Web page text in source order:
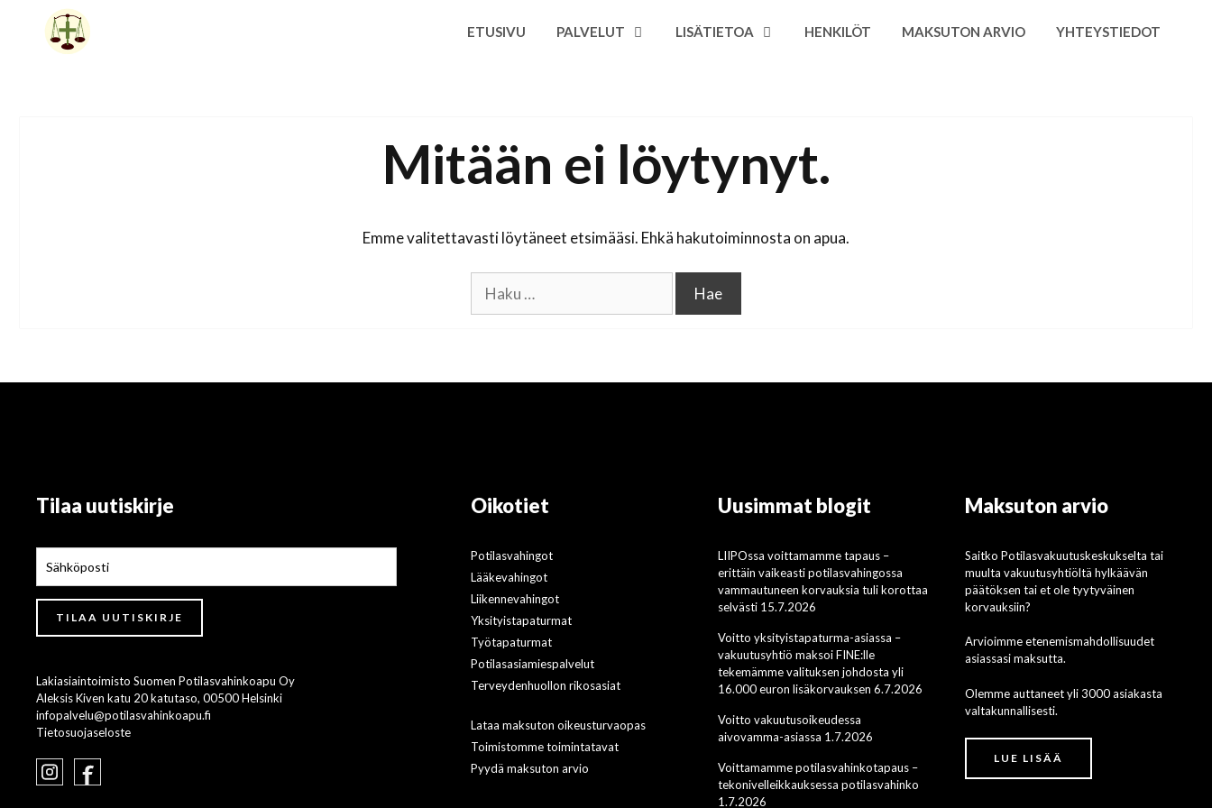
sisältöön
ETUSIVU PALVELUT LISÄTIETOA HENKILÖT MAKSUTON ARVIO YHTEYSTIEDOT
Mitään ei löytynyt.
Emme valitettavasti löytäneet etsimääsi. Ehkä hakutoiminnosta on apua.
Tilaa uutiskirje
Lakiasiaintoimisto Suomen Potilasvahinkoapu Oy
Aleksis Kiven katu 20 katutaso, 00500 Helsinki
infopalvelu@potilasvahinkoapu.fi
Tietosuojaseloste
Oikotiet
Potilasvahingot
Lääkevahingot
Liikennevahingot
Yksityistapaturmat
Työtapaturmat
Potilasasiamiespalvelut
Terveydenhuollon rikosasiat
Lataa maksuton oikeusturvaopas
Toimistomme toimintatavat
Pyydä maksuton arvio
Uusimmat blogit
LIIPOssa voittamamme tapaus –
erittäin vaikeasti potilasvahingossa
vammautuneen korvauksia tuli korottaa
selvästi 15.7.2026
Voitto yksityistapaturma-asiassa –
vakuutusyhtiö maksoi FINE:lle
tekemämme valituksen johdosta yli
16.000 euron lisäkorvauksen 6.7.2026
Voitto vakuutusoikeudessa
aivovamma-asiassa 1.7.2026
Voittamamme potilasvahinkotapaus –
tekonivelleikkauksessa potilasvahinko
1.7.2026
Maksuton arvio
Saitko Potilasvakuutuskeskukselta tai
muulta vakuutusyhtiöltä hylkäävän
päätöksen tai et ole tyytyväinen
korvauksiin?
Arvioimme etenemismahdollisuudet
asiassasi maksutta.
Olemme auttaneet yli 3000 asiakasta
valtakunnallisesti.
LUE LISÄÄ